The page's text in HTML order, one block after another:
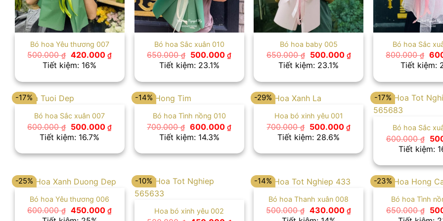
Bó hoa Yêu thương 007
500.000₫ Giá
gốc
là:
420.000₫Giá
420.000 ₫.
Tiết kiệm: 16%
Bó hoa Sắc xuân 010
650.000₫
Giá
gốc
là:
500.000₫Giá
500.000 ₫.
Tiết kiệm: 23.1%
Bó hoa baby 005
650.000₫
Giá
gốc
là:
500.000 ₫Giá
hiện
500.000 ₫.
Tiết kiệm: 23.1%
Bó hoa Sắc
800.000₫ Giá
gốc
là:
Tiết kiệm:
-17%
Bó hoa Sắc xuân 007
600.000₫
Giá
gốc
là:
500.000₫Giá
500.000 ₫.
Tiết kiệm: 16.7%
-14%
Bó hoa Tình nồng 010
700.000₫ Giá
gốc
là:
600.000₫Giá
600.000 ₫.
Tiết kiệm: 14.3%
-29%
Hoa bó xinh yêu 001
700.000₫
Giá
gốc
là:
500.000₫Giá
500.000 ₫.
Tiết kiệm: 28.6%
-17%
Bó hoa Sắc
600.000₫
Giá
gốc
là:
Tiết kiệm:
-25%
Bó hoa Yêu thương 006
600.000₫ Giá
gốc
450.000₫Giá
-10%
Hoa bó xinh yêu 002
-14%
Bó hoa Thanh xuân 008
500.000₫ Giá
gốc
430.000₫Giá
-23%
Bó hoa Tình
650.000₫
Giá
gốc